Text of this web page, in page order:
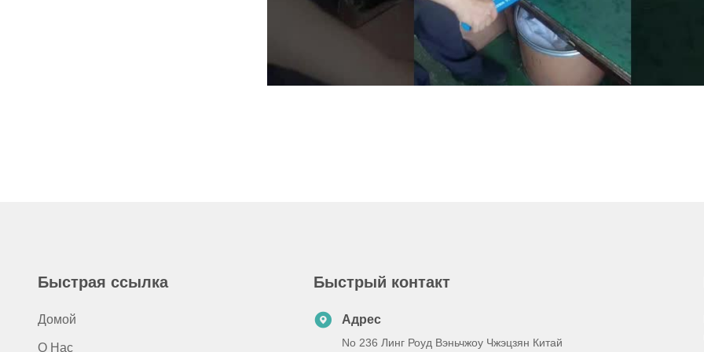
Быстрая ссылка
Домой
О Нас
Быстрый контакт
Адрес
No 236 Линг Роуд Вэньчжоу Чжэцзян Китай